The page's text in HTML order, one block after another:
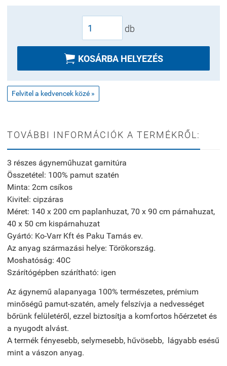
db
 KOSÁRBA HELYEZÉS
Felvitel a kedvencek közé »
TOVÁBBI INFORMÁCIÓK A TERMÉKRŐL:
3 részes ágyneműhuzat garnitúra
Összetétel: 100% pamut szatén
Minta: 2cm csíkos
Kivitel: cipzáras
Méret: 140 x 200 cm paplanhuzat, 70 x 90 cm párnahuzat,
40 x 50 cm kispárnahuzat
Gyártó: Ko-Varr Kft és Paku Tamás ev.
Az anyag származási helye: Törökország.
Moshatóság: 40C
Szárítógépben szárítható: igen
Az ágynemű alapanyaga 100% természetes, prémium
minőségű pamut-szatén, amely felszívja a nedvességet
bőrünk felületéről, ezzel biztosítja a komfortos hőérzetet és
a nyugodt alvást.
A termék fényesebb, selymesebb, hűvösebb, lágyabb esésű
mint a vászon anyag.